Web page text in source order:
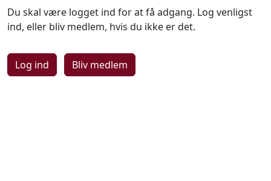
Du skal være logget ind for at få adgang. Log venligst
ind, eller bliv medlem, hvis du ikke er det.
Log ind